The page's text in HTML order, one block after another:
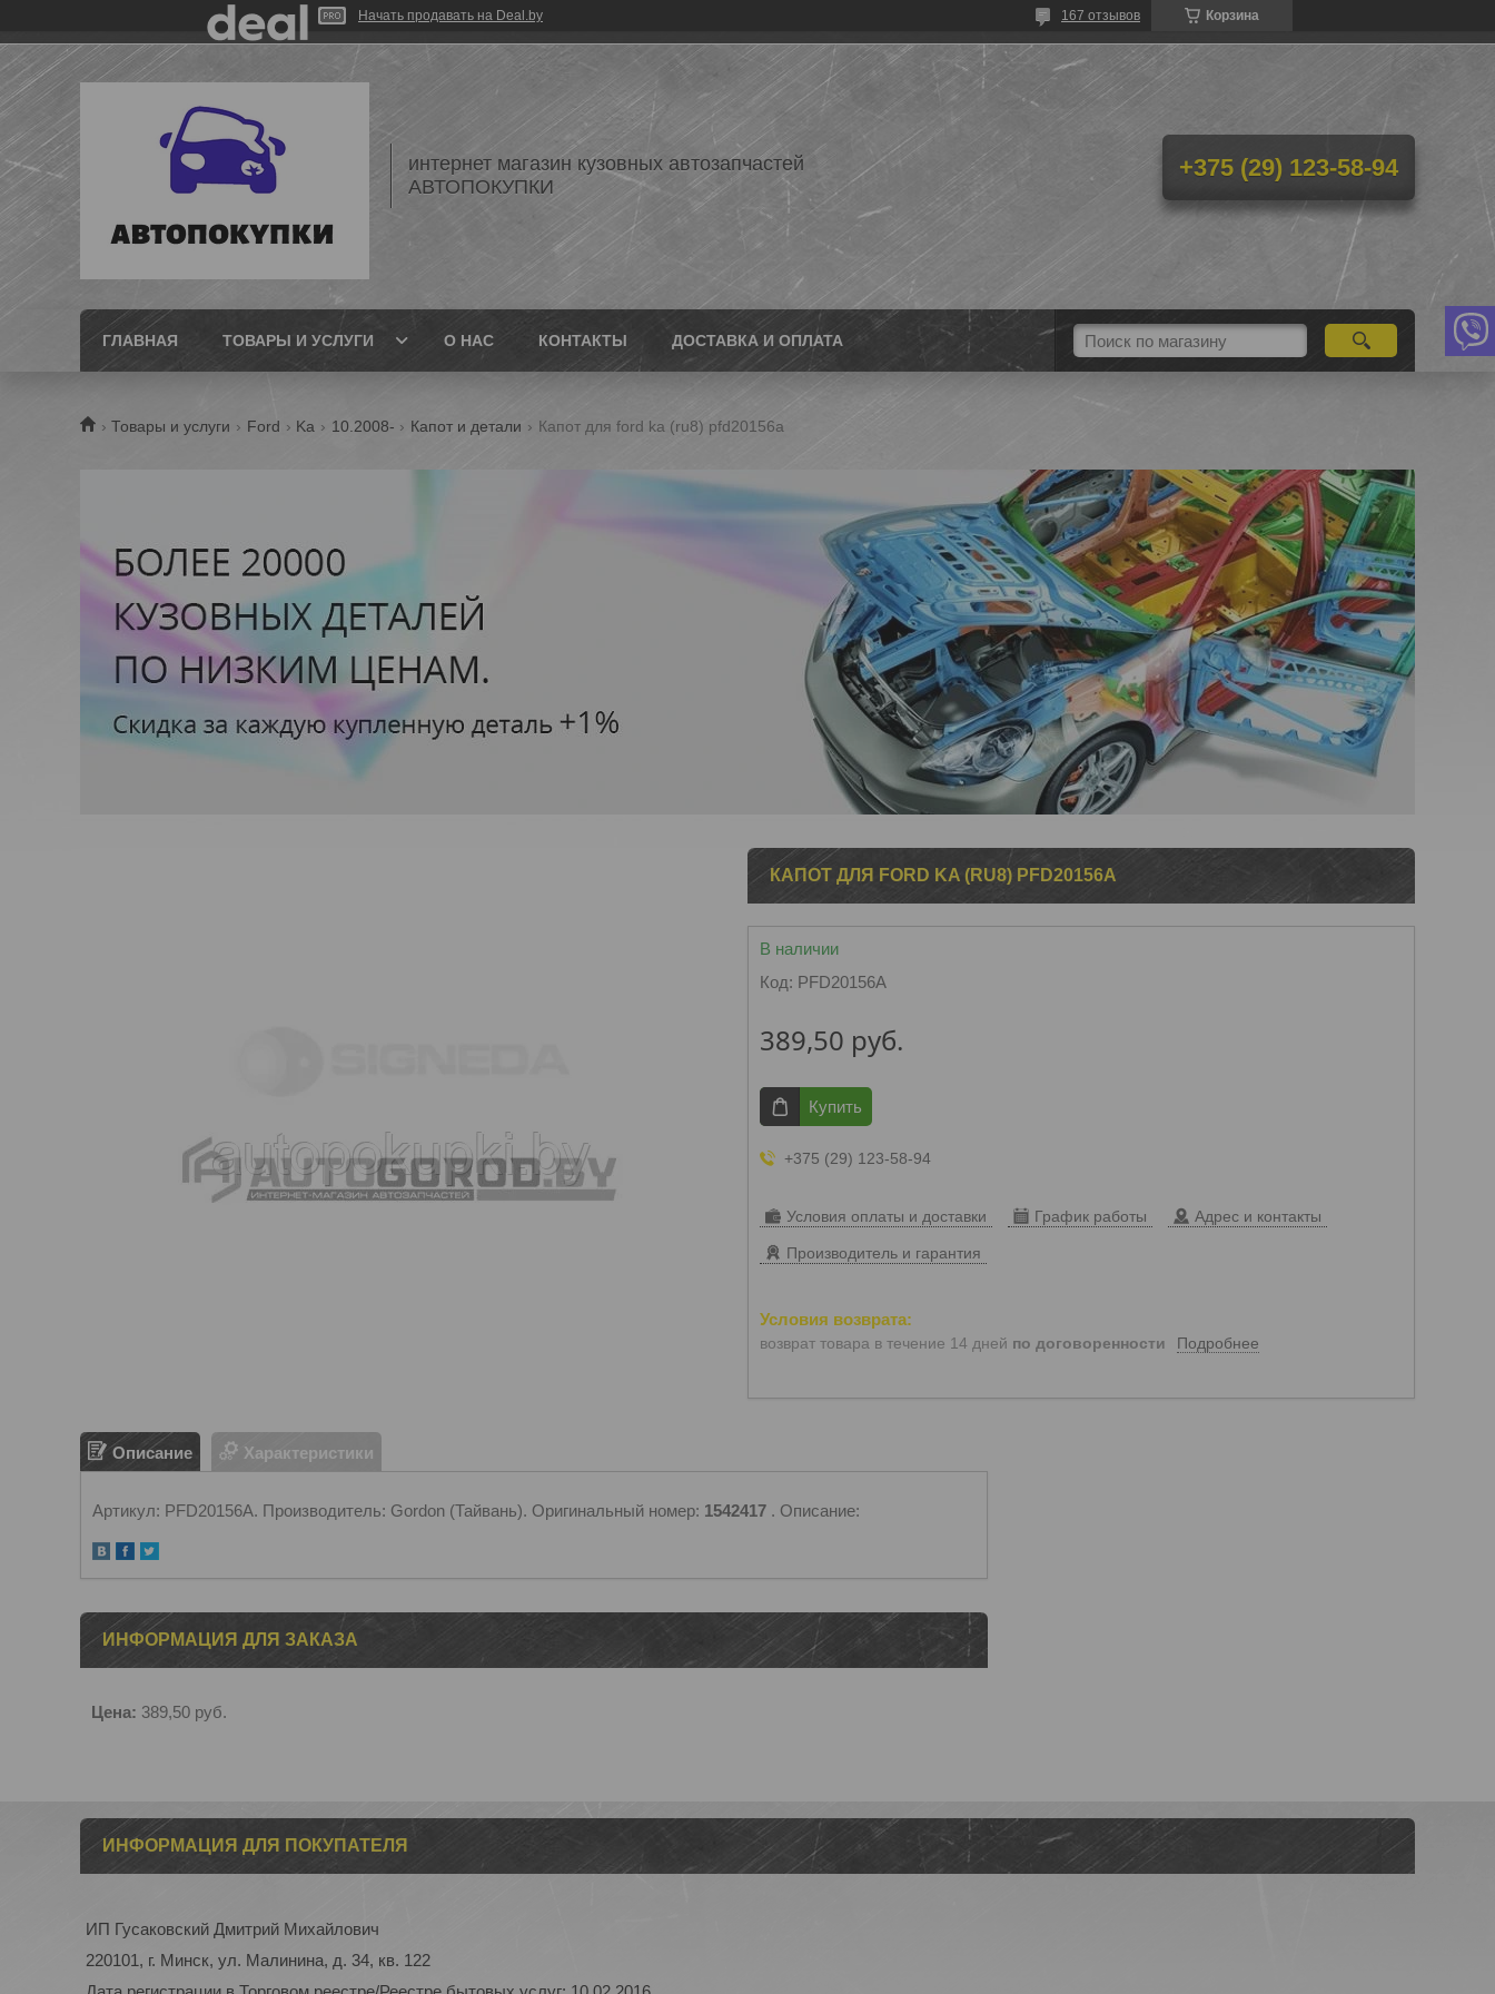
Начать продавать на Deal.by Корзина
167 отзывов
интернет магазин кузовных автозапчастей
АВТОПОКУПКИ
+375 (29) 123-58-94
ГЛАВНАЯ ТОВАРЫ И УСЛУГИ О НАС КОНТАКТЫ ДОСТАВКА И ОПЛАТА
Товары и услуги Ford Ka 10.2008- Капот и детали Капот для ford ka (ru8) pfd20156a
КАПОТ ДЛЯ FORD KA (RU8) PFD20156A
В наличии
Код: PFD20156A
389,50 руб.
Купить
+375 (29) 123-58-94
Условия оплаты и доставки График работы Адрес и контакты
Производитель и гарантия
возврат товара в течение 14 дней по договоренности Подробнее
Описание Характеристики
Артикул: PFD20156A. Производитель: Gordon (Тайвань). Оригинальный номер: 1542417 . Описание:
ИНФОРМАЦИЯ ДЛЯ ЗАКАЗА
Цена: 389,50 руб.
ИНФОРМАЦИЯ ДЛЯ ПОКУПАТЕЛЯ
ИП Гусаковский Дмитрий Михайлович
220101, г. Минск, ул. Малинина, д. 34, кв. 122